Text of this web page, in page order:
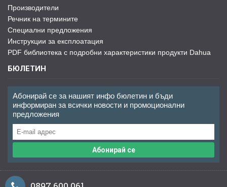
Производители
Речник на термините
Специални предложения
Инструкции за експлоатация
PDF библиотека с подробни характеристики продукти Dahua
БЮЛЕТИН
Абонирай се за нашият инфо бюлетин и бъди
информиран за всички новости и промоционални
предложения
Абонирай се